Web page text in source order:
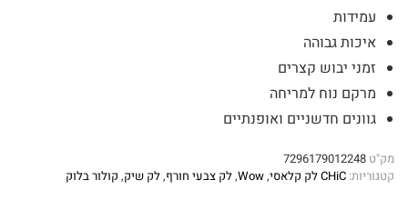
עמידות
איכות גבוהה
זמני יבוש קצרים
מרקם נוח למריחה
גוונים חדשניים ואופנתיים
מק"ט 7296179012248
קטגוריות: CHiC לק קלאסי ,
Wow
,לק צבעי חורף,לק שיק, קולור בלוק